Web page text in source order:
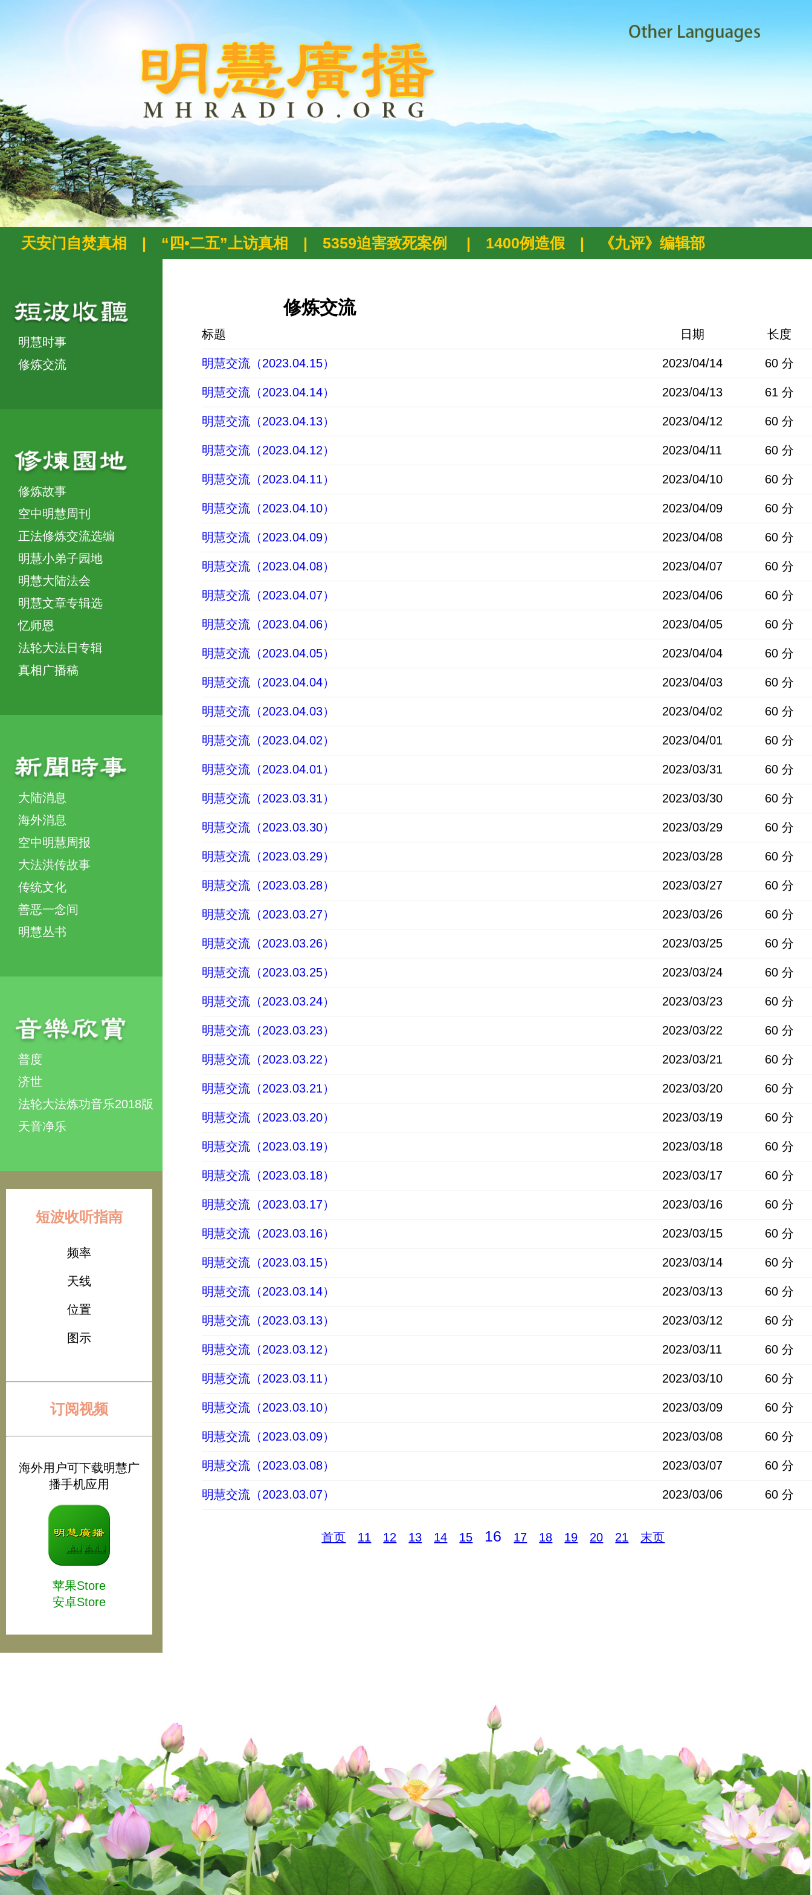
天安门自焚真相 | “四•二五”上访真相 | 5359迫害致死案例 | 1400例造假 | 《九评》编辑部
明慧时事
修炼交流
修炼故事
空中明慧周刊
正法修炼交流选编
明慧小弟子园地
明慧大陆法会
明慧文章专辑选
忆师恩
法轮大法日专辑
真相广播稿
大陆消息
海外消息
空中明慧周报
大法洪传故事
传统文化
善恶一念间
明慧丛书
普度
济世
法轮大法炼功音乐2018版
天音净乐
短波收听指南
频率
天线
位置
图示
订阅视频
海外用户可下载明慧广
播手机应用
苹果Store
安卓Store
修炼交流
标题 日期 长度
明慧交流（2023.04.15） 2023/04/14 60 分
明慧交流（2023.04.14） 2023/04/13 61 分
明慧交流（2023.04.13） 2023/04/12 60 分
明慧交流（2023.04.12） 2023/04/11 60 分
明慧交流（2023.04.11） 2023/04/10 60 分
明慧交流（2023.04.10） 2023/04/09 60 分
明慧交流（2023.04.09） 2023/04/08 60 分
明慧交流（2023.04.08） 2023/04/07 60 分
明慧交流（2023.04.07） 2023/04/06 60 分
明慧交流（2023.04.06） 2023/04/05 60 分
明慧交流（2023.04.05） 2023/04/04 60 分
明慧交流（2023.04.04） 2023/04/03 60 分
明慧交流（2023.04.03） 2023/04/02 60 分
明慧交流（2023.04.02） 2023/04/01 60 分
明慧交流（2023.04.01） 2023/03/31 60 分
明慧交流（2023.03.31） 2023/03/30 60 分
明慧交流（2023.03.30） 2023/03/29 60 分
明慧交流（2023.03.29） 2023/03/28 60 分
明慧交流（2023.03.28） 2023/03/27 60 分
明慧交流（2023.03.27） 2023/03/26 60 分
明慧交流（2023.03.26） 2023/03/25 60 分
明慧交流（2023.03.25） 2023/03/24 60 分
明慧交流（2023.03.24） 2023/03/23 60 分
明慧交流（2023.03.23） 2023/03/22 60 分
明慧交流（2023.03.22） 2023/03/21 60 分
明慧交流（2023.03.21） 2023/03/20 60 分
明慧交流（2023.03.20） 2023/03/19 60 分
明慧交流（2023.03.19） 2023/03/18 60 分
明慧交流（2023.03.18） 2023/03/17 60 分
明慧交流（2023.03.17） 2023/03/16 60 分
明慧交流（2023.03.16） 2023/03/15 60 分
明慧交流（2023.03.15） 2023/03/14 60 分
明慧交流（2023.03.14） 2023/03/13 60 分
明慧交流（2023.03.13） 2023/03/12 60 分
明慧交流（2023.03.12） 2023/03/11 60 分
明慧交流（2023.03.11） 2023/03/10 60 分
明慧交流（2023.03.10） 2023/03/09 60 分
明慧交流（2023.03.09） 2023/03/08 60 分
明慧交流（2023.03.08） 2023/03/07 60 分
明慧交流（2023.03.07） 2023/03/06 60 分
首页 11 12 13 14 15 16 17 18 19 20 21 末页